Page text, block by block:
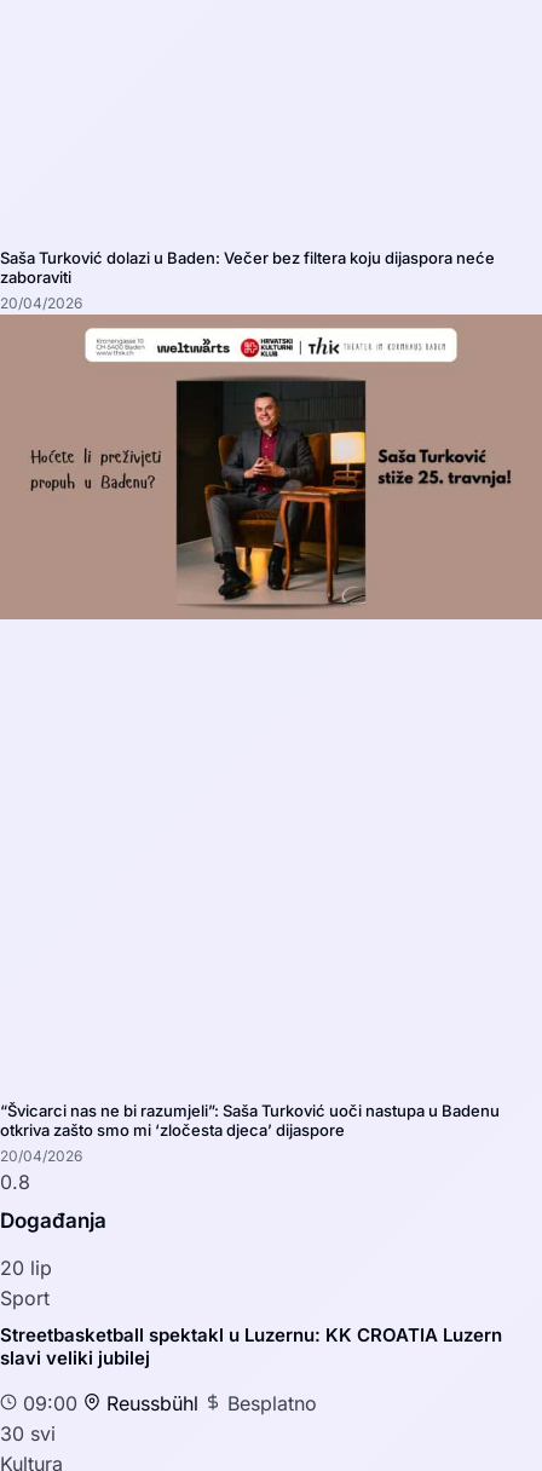
Saša Turković dolazi u Baden: Večer bez filtera koju dijaspora neće
zaboraviti
20/04/2026
“Švicarci nas ne bi razumjeli”: Saša Turković uoči nastupa u Badenu
otkriva zašto smo mi ‘zločesta djeca’ dijaspore
20/04/2026
Događanja
20 lip
Sport
Streetbasketball spektakl u Luzernu: KK CROATIA Luzern
slavi veliki jubilej
09:00 Reussbühl
Besplatno
30 svi
Kultura